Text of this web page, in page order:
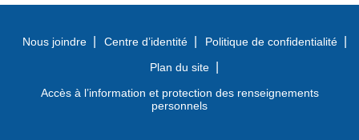
Nous joindre Centre d’identité
Politique de confidentialité
Plan du site
Accès à l’information et protection des renseignements
personnels